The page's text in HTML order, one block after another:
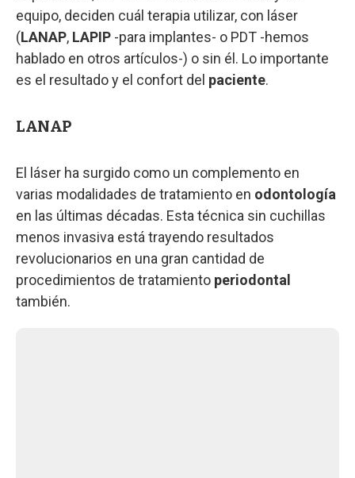
equipo, deciden cuál terapia utilizar, con láser
(LANAP, LAPIP -para implantes- o PDT -hemos
hablado en otros artículos-) o sin él. Lo importante
es el resultado y el confort del paciente.
LANAP
El láser ha surgido como un complemento en
varias modalidades de tratamiento en odontología
en las últimas décadas. Esta técnica sin cuchillas
menos invasiva está trayendo resultados
revolucionarios en una gran cantidad de
procedimientos de tratamiento periodontal
también.